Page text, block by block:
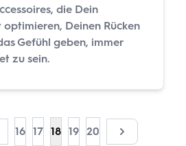
die Dein
Deinen Rücken
Gefühl geben, immer
zu sein.
16 17 18 19 20